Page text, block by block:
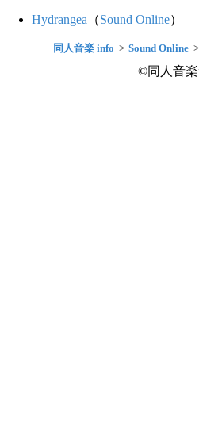
Hydrangea （Sound Online）
同人音楽 info Sound Online
©同人音